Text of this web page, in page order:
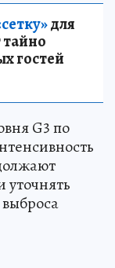
для
тайно
гостей
G3 по
уточнять